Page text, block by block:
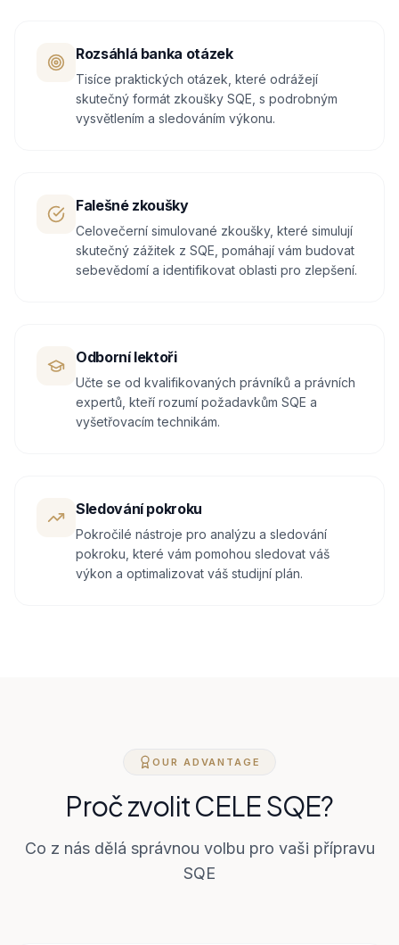
Rozsáhlá banka otázek
Tisíce praktických otázek, které odrážejí
skutečný formát zkoušky SQE, s podrobným
vysvětlením a sledováním výkonu.
Falešné zkoušky
Celovečerní simulované zkoušky, které simulují
skutečný zážitek z SQE, pomáhají vám budovat
sebevědomí a identifikovat oblasti pro zlepšení.
Odborní lektoři
Učte se od kvalifikovaných právníků a právních
expertů, kteří rozumí požadavkům SQE a
vyšetřovacím technikám.
Sledování pokroku
Pokročilé nástroje pro analýzu a sledování
pokroku, které vám pomohou sledovat váš
výkon a optimalizovat váš studijní plán.
OUR ADVANTAGE
Proč zvolit CELE SQE?
Co z nás dělá správnou volbu pro vaši přípravu
SQE